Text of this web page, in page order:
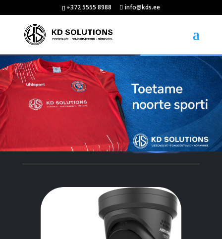
+372 5555 8988 info@kds.ee